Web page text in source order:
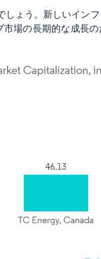
ょう。新しいイン
場の長期的な成長